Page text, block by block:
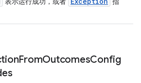
FromOutcomesConfig